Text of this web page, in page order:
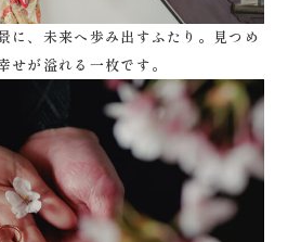
に、未来へ歩み出すふたり。見つめ
せが溢れる一枚です。